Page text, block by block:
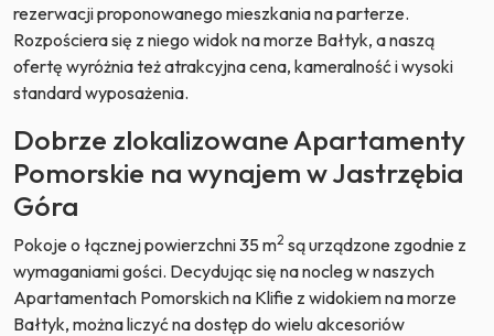
rezerwacji proponowanego mieszkania na parterze.
Rozpościera się z niego widok na morze Bałtyk, a naszą
ofertę wyróżnia też atrakcyjna cena, kameralność i wysoki
standard wyposażenia.
Dobrze zlokalizowane Apartamenty
Pomorskie na wynajem w Jastrzębia
Góra
Pokoje o łącznej powierzchni 35 m2 są urządzone zgodnie z
wymaganiami gości. Decydując się na nocleg w naszych
Apartamentach Pomorskich na Klifie z widokiem na morze
Bałtyk, można liczyć na dostęp do wielu akcesoriów